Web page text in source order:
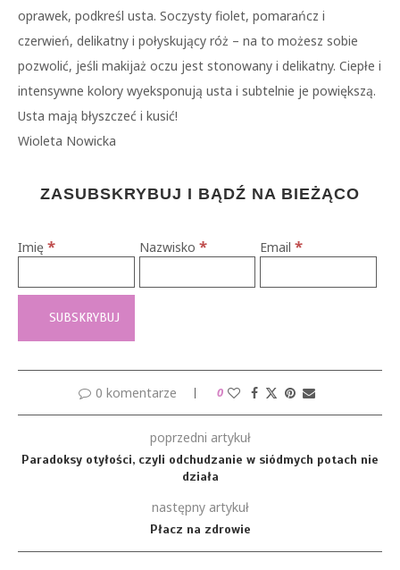
oprawek, podkreśl usta. Soczysty fiolet, pomarańcz i
czerwień, delikatny i połyskujący róż – na to możesz sobie
pozwolić, jeśli makijaż oczu jest stonowany i delikatny. Ciepłe i
intensywne kolory wyeksponują usta i subtelnie je powiększą.
Usta mają błyszczeć i kusić!
Wioleta Nowicka
ZASUBSKRYBUJ I BĄDŹ NA BIEŻĄCO
Imię * Nazwisko * Email*
0 komentarze 0
poprzedni artykuł
Paradoksy otyłości, czyli odchudzanie w siódmych potach nie
działa
następny artykuł
Płacz na zdrowie